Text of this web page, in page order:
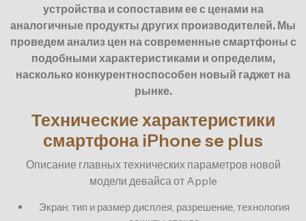
устройства и сопоставим ее с ценами на
аналогичные продукты других производителей. Мы
проведем анализ цен на современные смартфоны с
подобными характеристиками и определим,
насколько конкурентноспособен новый гаджет на
рынке.
Технические характеристики
смартфона iPhone se plus
Описание главных технических параметров новой
модели девайса от Apple
Экран: тип и размер дисплея, разрешение, технология